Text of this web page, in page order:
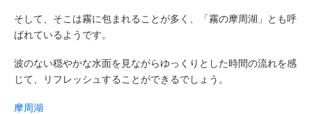
そして、そこは霧に包まれることが多く、「霧の摩周湖」とも呼
ばれているようです。
波のない穏やかな水面を見ながらゆっくりとした時間の流れを感
じて、リフレッシュすることができるでしょう。
摩周湖